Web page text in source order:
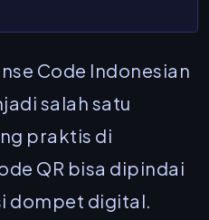
Code Indonesian
salah satu
praktis di
QR bisa dipindai
dompet digital.